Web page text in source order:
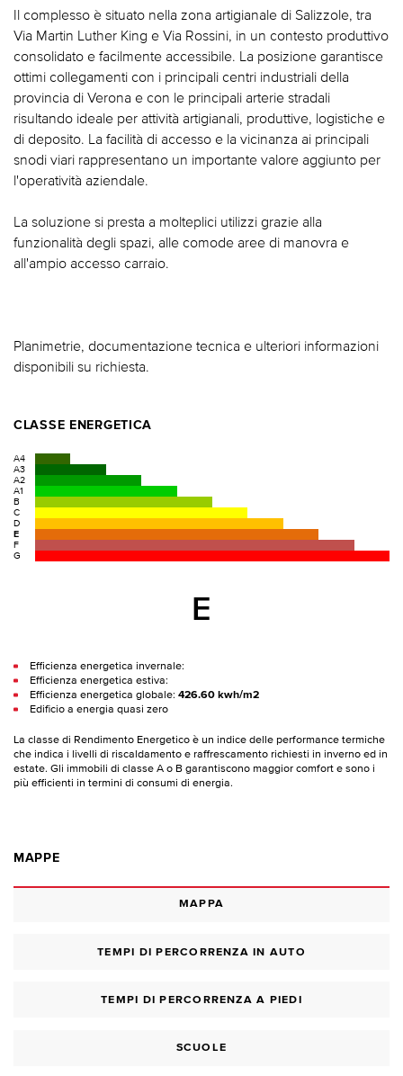
Il complesso è situato nella zona artigianale di Salizzole, tra
Via Martin Luther King e Via Rossini, in un contesto produttivo
consolidato e facilmente accessibile. La posizione garantisce
ottimi collegamenti con i principali centri industriali della
provincia di Verona e con le principali arterie stradali
risultando ideale per attività artigianali, produttive, logistiche e
di deposito. La facilità di accesso e la vicinanza ai principali
snodi viari rappresentano un importante valore aggiunto per
l'operatività aziendale.
La soluzione si presta a molteplici utilizzi grazie alla
funzionalità degli spazi, alle comode aree di manovra e
all'ampio accesso carraio.
Planimetrie, documentazione tecnica e ulteriori informazioni
disponibili su richiesta.
CLASSE ENERGETICA
A4
A3
A2
A1
B
C
D
E
F
G
E
Efficienza energetica invernale:
Efficienza energetica estiva:
Efficienza energetica globale: 426.60 kwh/m2
Edificio a energia quasi zero
La classe di Rendimento Energetico è un indice delle performance termiche
che indica i livelli di riscaldamento e raffrescamento richiesti in inverno ed in
estate. Gli immobili di classe A o B garantiscono maggior comfort e sono i
più efficienti in termini di consumi di energia.
MAPPE
MAPPA
TEMPI DI PERCORRENZA IN AUTO
TEMPI DI PERCORRENZA A PIEDI
SCUOLE